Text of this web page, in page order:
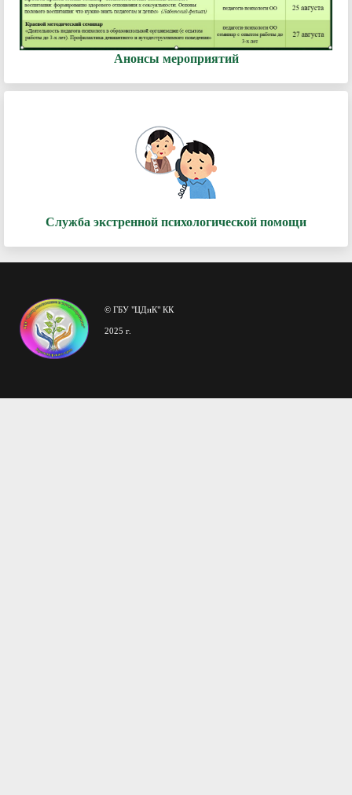
Анонсы мероприятий
Служба экстренной психологической помощи
© ГБУ "ЦДиК" КК
2025 г.